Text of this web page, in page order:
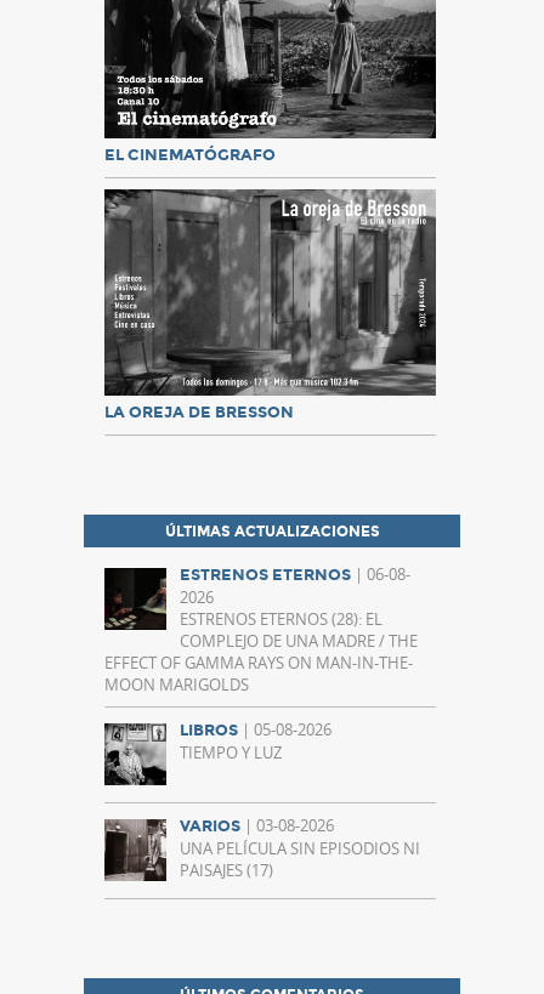
EL CINEMATÓGRAFO
LA OREJA DE BRESSON
ÚLTIMAS ACTUALIZACIONES
ESTRENOS ETERNOS | 06-08-
2026
ESTRENOS ETERNOS (28): EL
COMPLEJO DE UNA MADRE / THE
EFFECT OF GAMMA RAYS ON MAN-IN-THE-
MOON MARIGOLDS
LIBROS | 05-08-2026
TIEMPO Y LUZ
VARIOS | 03-08-2026
UNA PELÍCULA SIN EPISODIOS NI
PAISAJES (17)